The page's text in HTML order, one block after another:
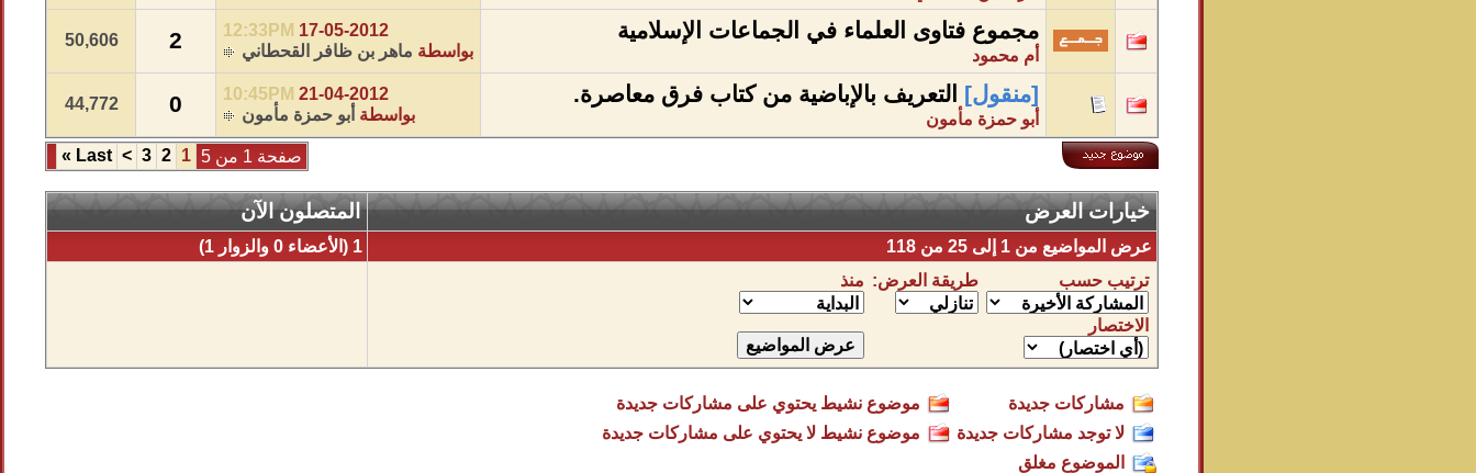
مجموع فتاوى العلماء في الجماعات الإسلامية
أم محمود
17-05-2012
12:33PM
بواسطة ماهر بن ظافر القحطاني 2
50,606
[منقول] التعريف بالإباضية من كتاب فرق معاصرة.
أبو حمزة مأمون
21-04-2012
10:45PM
بواسطة أبو حمزة مأمون 0
44,772
صفحة 1 من 5 1
2
3
>
Last
»
خيارات العرض المتصلون الآن
عرض المواضيع من 1 إلى 25 من 118
1 (الأعضاء 0 والزوار 1)
ترتيب حسب
طريقة العرض: منذ
الاختصار
مشاركات جديدة
موضوع نشيط يحتوي على مشاركات جديدة
لا توجد مشاركات جديدة
موضوع نشيط لا يحتوي على مشاركات جديدة
الموضوع مغلق